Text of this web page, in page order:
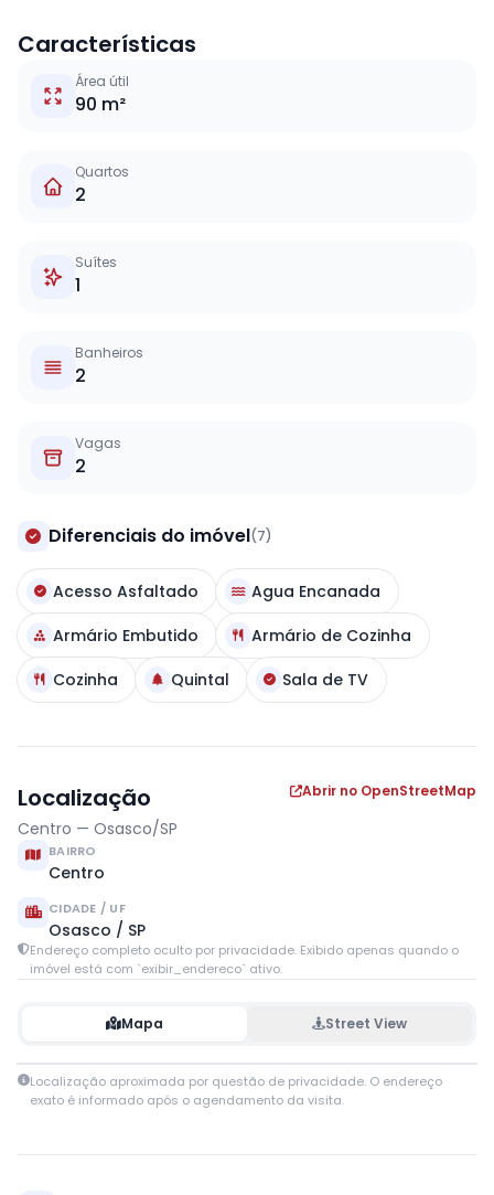
Características
Área útil
90 m²
Quartos
2
Suítes
1
Banheiros
2
Vagas
2
Diferenciais do imóvel(7)
Acesso Asfaltado
Agua Encanada
Armário Embutido
Armário de Cozinha
Cozinha
Quintal Sala de TV
Localização
Centro — Osasco/SP
Abrir no OpenStreetMap
BAIRRO
Centro
CIDADE / UF
Osasco / SP
Endereço completo oculto por privacidade. Exibido apenas quando o
imóvel está com `exibir_endereco` ativo.
Mapa Street View
+
Localização aproximada por questão de privacidade. O endereço
exato é informado após o agendamento da visita.